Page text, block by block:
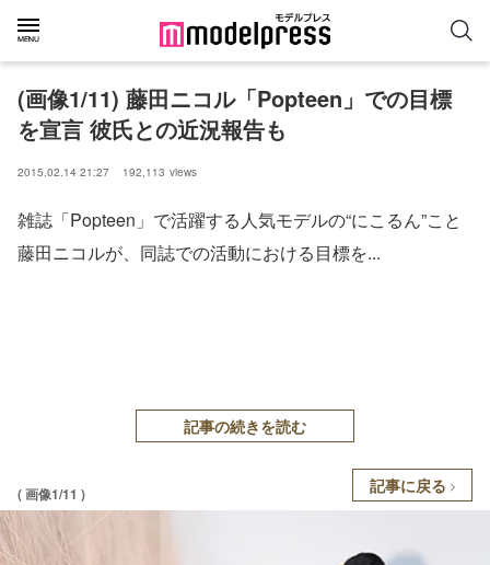
(画像1/11) 藤田ニコル「Popteen」での目標
を宣言 彼氏との近況報告も
2015.02.14 21:27 192,113 views
雑誌「Popteen」で活躍する人気モデルの“にこるん”こと
藤田ニコルが、同誌での活動における目標を...
記事の続きを読む
( 画像1/11 ) 記事に戻る